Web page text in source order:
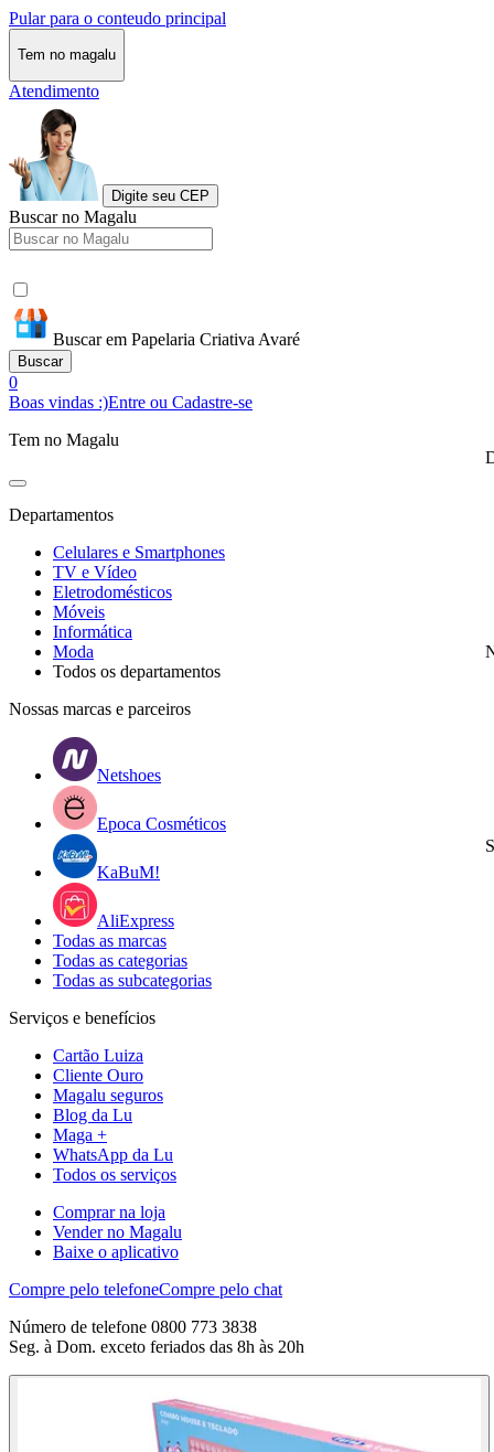
Pular para o conteudo principal
Tem no magalu
Atendimento
Digite seu CEP
Buscar no Magalu
Buscar em Papelaria Criativa Avaré
Buscar
0
Boas vindas :)Entre ou Cadastre-se
Tem no Magalu
Departamentos
Celulares e Smartphones
TV e Vídeo
Eletrodomésticos
Móveis
Informática
Moda
Todos os departamentos
Nossas marcas e parceiros
Netshoes
Epoca Cosméticos
KaBuM!
AliExpress
Todas as marcas
Todas as categorias
Todas as subcategorias
Serviços e benefícios
Cartão Luiza
Cliente Ouro
Magalu seguros
Blog da Lu
Maga +
WhatsApp da Lu
Todos os serviços
Comprar na loja
Vender no Magalu
Baixe o aplicativo
Compre pelo telefoneCompre pelo chat
Número de telefone 0800 773 3838
Seg. à Dom. exceto feriados das 8h às 20h